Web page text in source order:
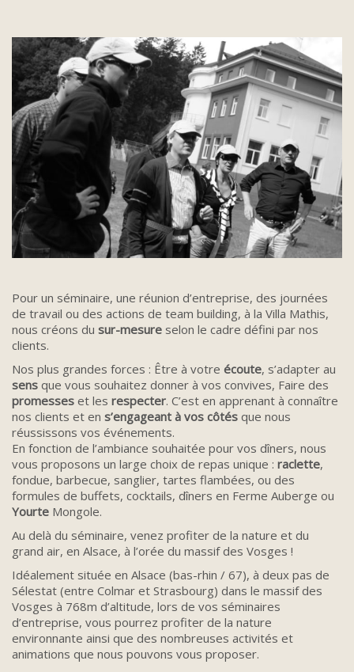
Pour un séminaire, une réunion d’entreprise, des journées
de travail ou des actions de team building, à la Villa Mathis,
nous créons du sur-mesure selon le cadre défini par nos
clients.
Nos plus grandes forces : Être à votre écoute, s’adapter au
sens que vous souhaitez donner à vos convives, Faire des
promesses et les respecter. C’est en apprenant à connaître
nos clients et en s’engageant à vos côtés que nous
réussissons vos événements.
En fonction de l’ambiance souhaitée pour vos dîners, nous
vous proposons un large choix de repas unique : raclette,
fondue, barbecue, sanglier, tartes flambées, ou des
formules de buffets, cocktails, dîners en Ferme Auberge ou
Yourte Mongole.
Au delà du séminaire, venez profiter de la nature et du
grand air, en Alsace, à l’orée du massif des Vosges !
Idéalement située en Alsace (bas-rhin / 67), à deux pas de
Sélestat (entre Colmar et Strasbourg) dans le massif des
Vosges à 768m d’altitude, lors de vos séminaires
d’entreprise, vous pourrez profiter de la nature
environnante ainsi que des nombreuses activités et
animations que nous pouvons vous proposer.